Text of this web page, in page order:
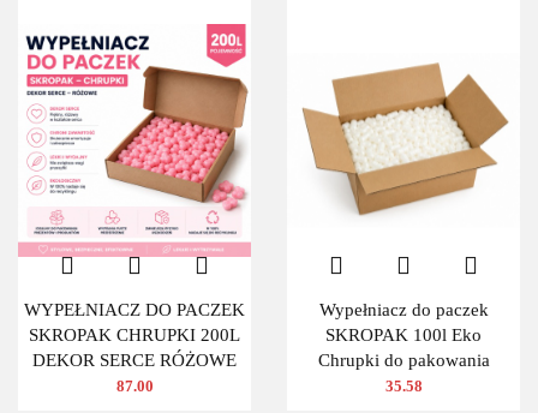
WYPEŁNIACZ DO PACZEK
SKROPAK CHRUPKI 200L
DEKOR SERCE RÓŻOWE
87.00
Wypełniacz do paczek
SKROPAK 100l Eko
Chrupki do pakowania
35.58